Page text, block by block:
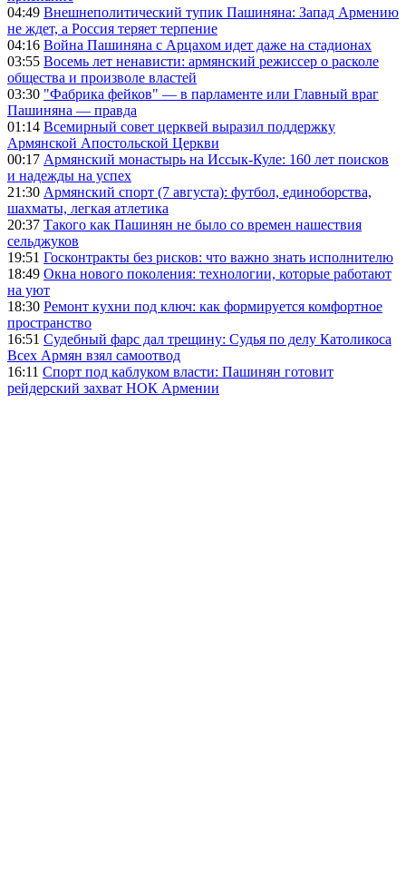
04:49 Внешнеполитический тупик Пашиняна: Запад Армению
не ждет, а Россия теряет терпение
04:16 Война Пашиняна с Арцахом идет даже на стадионах
03:55 Восемь лет ненависти: армянский режиссер о расколе
общества и произволе властей
03:30 "Фабрика фейков" — в парламенте или Главный враг
Пашиняна — правда
01:14 Всемирный совет церквей выразил поддержку
Армянской Апостольской Церкви
00:17 Армянский монастырь на Иссык-Куле: 160 лет поисков
и надежды на успех
21:30 Армянский спорт (7 августа): футбол, единоборства,
шахматы, легкая атлетика
20:37 Такого как Пашинян не было со времен нашествия
сельджуков
19:51 Госконтракты без рисков: что важно знать исполнителю
18:49 Окна нового поколения: технологии, которые работают
на уют
18:30 Ремонт кухни под ключ: как формируется комфортное
пространство
16:51 Судебный фарс дал трещину: Судья по делу Католикоса
Всех Армян взял самоотвод
16:11 Спорт под каблуком власти: Пашинян готовит
рейдерский захват НОК Армении